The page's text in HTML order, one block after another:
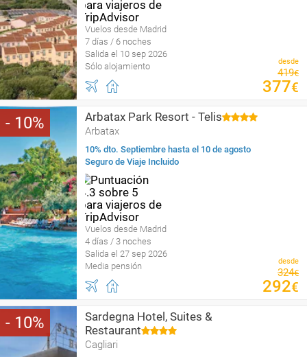
Vuelos desde Madrid
7 días / 6 noches
Salida el 10 sep 2026
Sólo alojamiento
desde
419€
377€
10 Arbatax Park Resort - Telis
Arbatax
10% dto. Septiembre hasta el 10 de agosto
Seguro de Viaje Incluido
Vuelos desde Madrid
4 días / 3 noches
Salida el 27 sep 2026
Media pensión
desde
324€
292€
10
Sardegna Hotel, Suites &
Restaurant
Cagliari